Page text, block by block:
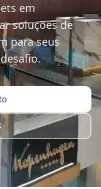
em
soluções de
para seus